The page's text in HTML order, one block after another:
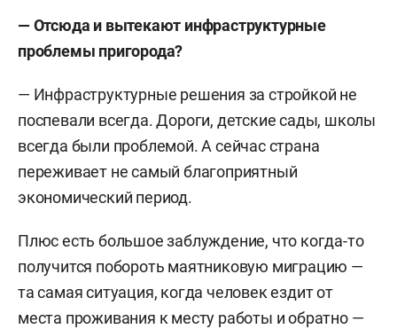
— Отсюда и вытекают инфраструктурные
проблемы пригорода?
— Инфраструктурные решения за стройкой не
поспевали всегда. Дороги, детские сады, школы
всегда были проблемой. А сейчас страна
переживает не самый благоприятный
экономический период.
Плюс есть большое заблуждение, что когда-то
получится побороть маятниковую миграцию —
та самая ситуация, когда человек ездит от
места проживания к месту работы и обратно —